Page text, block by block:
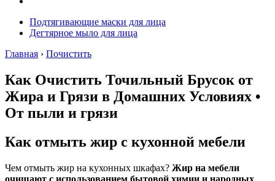
Подтягивающие маски для лица
Дегтярное мыло для лица
Главная › Почистить
Как Очистить Точильный Брусок от
Жира и Грязи в Домашних Условиях •
От пыли и грязи
Как отмыть жир с кухонной мебели
Чем отмыть жир на кухонных шкафах? Жир на мебели
очищают с использованием бытовой химии и народных